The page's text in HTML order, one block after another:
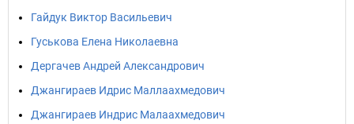
Гайдук Виктор Васильевич
Гуськова Елена Николаевна
Дергачев Андрей Александрович
Джангираев Идрис Маллаахмедович
Джангираев Индрис Малаахмедович